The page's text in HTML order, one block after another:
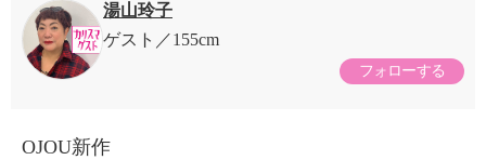
湯山玲子
ゲスト
155cm
フォローする
OJOU新作